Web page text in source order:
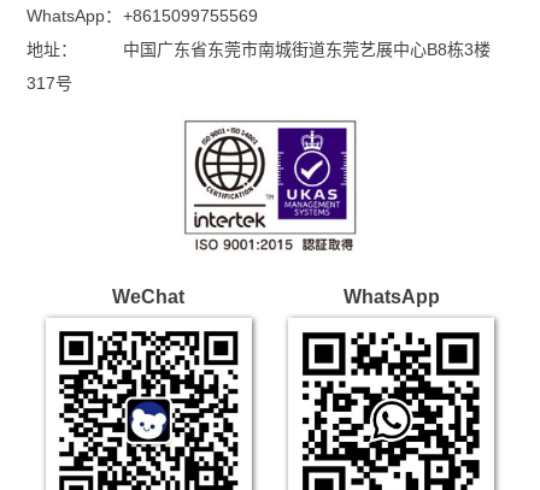
WhatsApp： +8615099755569
地址：
中国广东省东莞市南城街道东莞艺展中心B8栋3楼
317号
WeChat WhatsApp